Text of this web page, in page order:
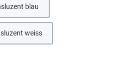
blau
(Diese Option ist zurzeit nicht
verfügbar.)
weiss
(Diese Option ist zurzeit nicht
verfügbar.)